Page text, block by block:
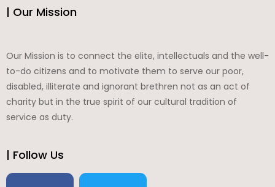
| Our Mission
Our Mission is to connect the elite, intellectuals and the well-
to-do citizens and to motivate them to serve our poor,
disabled, illiterate and ignorant brethren not as an act of
charity but in the true spirit of our cultural tradition of
service as duty.
| Follow Us